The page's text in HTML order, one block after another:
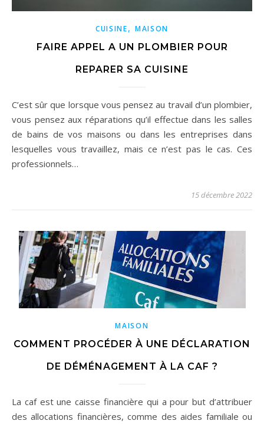
CUISINE, MAISON
FAIRE APPEL A UN PLOMBIER POUR
REPARER SA CUISINE
C’est sûr que lorsque vous pensez au travail d’un plombier,
vous pensez aux réparations qu’il effectue dans les salles
de bains de vos maisons ou dans les entreprises dans
lesquelles vous travaillez, mais ce n’est pas le cas. Ces
professionnels…
15 décembre 2022
MAISON
COMMENT PROCÉDER À UNE DÉCLARATION
DE DÉMÉNAGEMENT À LA CAF ?
La caf est une caisse financière qui a pour but d’attribuer
des allocations financières, comme des aides familiale ou